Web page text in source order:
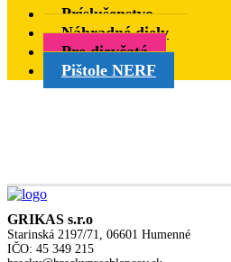
Príslušenstvo
Náhradné diely
Pre dievčatá
Pištole NERF
GRIKAS s.r.o
Starinská 2197/71, 06601 Humenné
IČO: 45 349 215